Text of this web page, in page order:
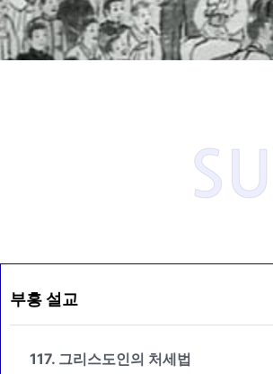
부흥 설교
117. 그리스도인의 처세법